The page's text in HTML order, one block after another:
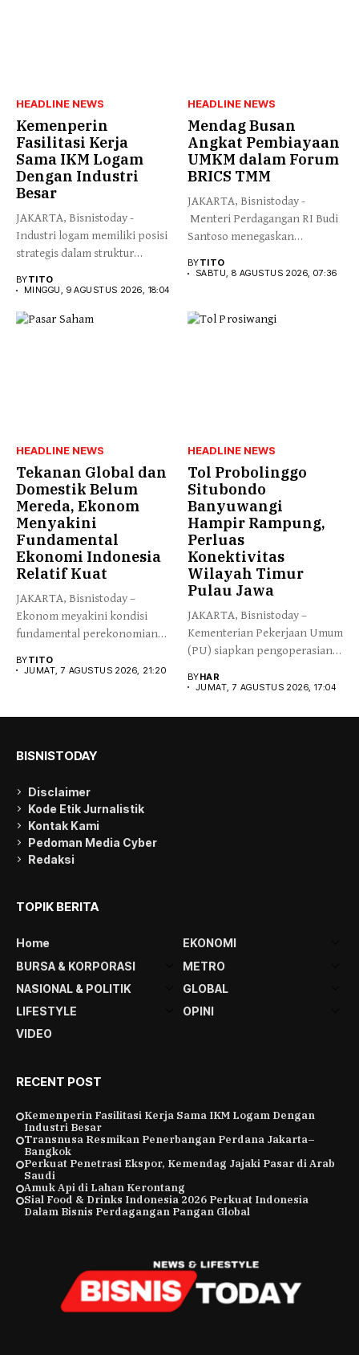
HEADLINE NEWS
Kemenperin
Fasilitasi Kerja
Sama IKM Logam
Dengan Industri
Besar
JAKARTA, Bisnistoday -
Industri logam memiliki posisi
strategis dalam struktur
BYTITO
MINGGU, 9 AGUSTUS 2026, 18:04
HEADLINE NEWS
Mendag Busan
Angkat Pembiayaan
UMKM dalam Forum
BRICS TMM
JAKARTA, Bisnistoday -
Menteri Perdagangan RI Budi
Santoso menegaskan
perdagangan...
BYTITO
SABTU, 8 AGUSTUS 2026, 07:36
HEADLINE NEWS
Tekanan Global dan
Domestik Belum
Mereda, Ekonom
Menyakini
Fundamental
Ekonomi Indonesia
Relatif Kuat
JAKARTA, Bisnistoday –
Ekonom meyakini kondisi
fundamental perekonomian
ditengah...
BYTITO
JUMAT, 7 AGUSTUS 2026, 21:20
HEADLINE NEWS
Tol Probolinggo
Situbondo
Banyuwangi
Hampir Rampung,
Perluas
Konektivitas
Wilayah Timur
Pulau Jawa
JAKARTA, Bisnistoday –
Kementerian Pekerjaan Umum
(PU) siapkan pengoperasian
Situbondo-Banyuwangi...
BYHAR
JUMAT, 7 AGUSTUS 2026, 17:04
BISNISTODAY
Disclaimer
Kode Etik Jurnalistik
Kontak Kami
Pedoman Media Cyber
Redaksi
TOPIK BERITA
Home
EKONOMI
BURSA & KORPORASI
METRO
NASIONAL & POLITIK
GLOBAL
LIFESTYLE
OPINI
VIDEO
RECENT POST
Kemenperin Fasilitasi Kerja Sama IKM Logam Dengan
Industri Besar
Transnusa Resmikan Penerbangan Perdana Jakarta–
Bangkok
Perkuat Penetrasi Ekspor, Kemendag Jajaki Pasar di Arab
Saudi
Amuk Api di Lahan Kerontang
Sial Food & Drinks Indonesia 2026 Perkuat Indonesia
Dalam Bisnis Perdagangan Pangan Global